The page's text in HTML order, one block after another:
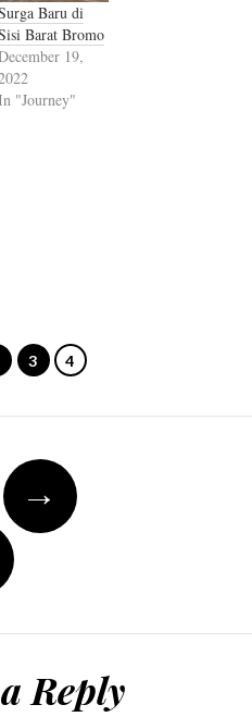
Baru di
Barat Bromo
19,
"Journey"
3 4
→
Reply